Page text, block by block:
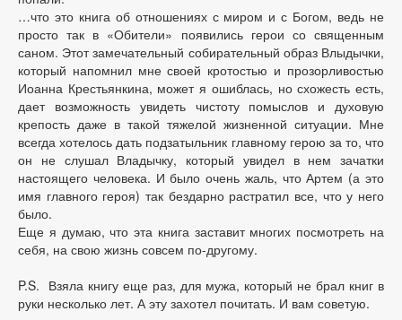
…что это книга об отношениях с миром и с Богом, ведь не
просто так в «Обители» появились герои со священным
саном. Этот замечательный собирательный образ Влыдычки,
который напомнил мне своей кротостью и прозорливостью
Иоанна Крестьянкина, может я ошиблась, но схожесть есть,
дает возможность увидеть чистоту помыслов и духовую
крепость даже в такой тяжелой жизненной ситуации. Мне
всегда хотелось дать подзатыльник главному герою за то, что
он не слушал Владычку, который увидел в нем зачатки
настоящего человека. И было очень жаль, что Артем (а это
имя главного героя) так бездарно растратил все, что у него
было.
Еще я думаю, что эта книга заставит многих посмотреть на
себя, на свою жизнь совсем по-другому.
P.S. Взяла книгу еще раз, для мужа, который не брал книг в
руки несколько лет. А эту захотел почитать. И вам советую.